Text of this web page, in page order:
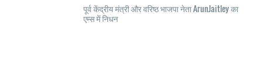
पूर्व केंद्रीय मंत्री और वरिष्ठ भाजपा नेता ArunJaitley का
एम्स में निधन